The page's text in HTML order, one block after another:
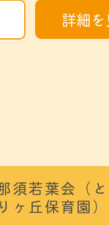
詳細を
須若葉会（
ヶ丘保育園）